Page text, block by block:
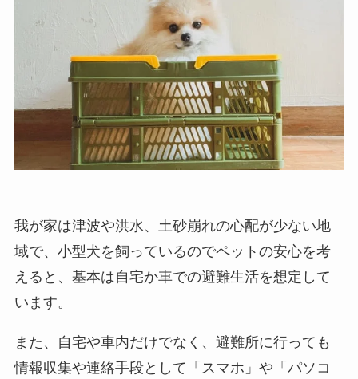
我が家は津波や洪水、土砂崩れの心配が少ない地
域で、小型犬を飼っているのでペットの安心を考
えると、基本は自宅か車での避難生活を想定して
います。
また、自宅や車内だけでなく、避難所に行っても
情報収集や連絡手段として「スマホ」や「パソコ